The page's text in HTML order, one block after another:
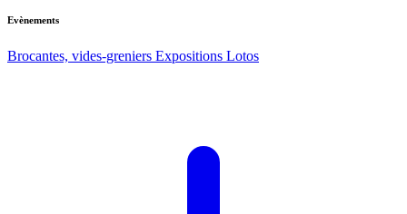
Evènements
Brocantes, vides-greniers Expositions Lotos